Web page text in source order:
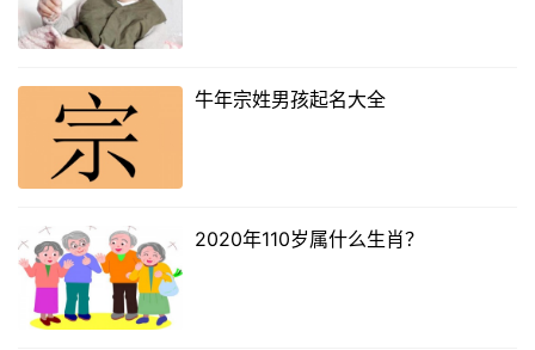
牛年宗姓男孩起名大全
2020年110岁属什么生肖？